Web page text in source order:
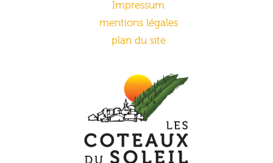
Impressum
mentions légales
plan du site